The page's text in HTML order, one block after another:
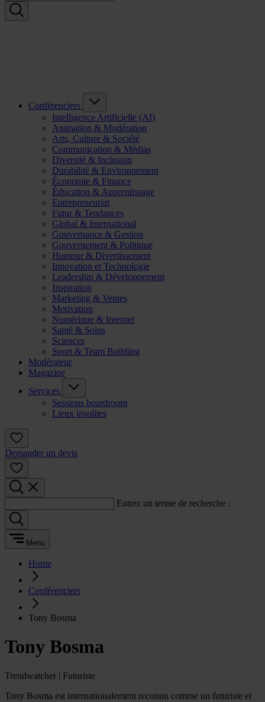
Conférenciers
Intelligence Artificielle (AI)
Animation & Modération
Arts, Culture & Société
Communication & Médias
Diversité & Inclusion
Durabilité & Environnement
Économie & Finance
Éducation & Apprentissage
Entrepreneuriat
Futur & Tendances
Global & International
Gouvernance & Gestion
Gouvernement & Politique
Humour & Divertissement
Innovation et Technologie
Leadership & Développement
Inspiration
Marketing & Ventes
Motivation
Numérique & Internet
Santé & Soins
Sciences
Sport & Team Building
Modérateur
Magazine
Services
Sessions boardroom
Lieux insolites
Demander un devis
Entrez un terme de recherche :
Menu
Home
Conférenciers
Tony Bosma
Tony Bosma
Trendwatcher | Futuriste
Tony Bosma est internationalement reconnu comme un futuriste et